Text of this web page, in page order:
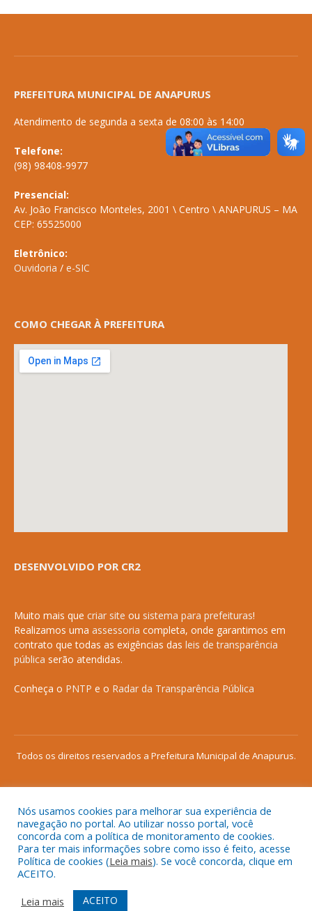
PREFEITURA MUNICIPAL DE ANAPURUS
Atendimento de segunda a sexta de 08:00 às 14:00
Telefone:
(98) 98408-9977
Presencial:
Av. João Francisco Monteles, 2001 \ Centro \ ANAPURUS – MA
CEP: 65525000
Eletrônico:
Ouvidoria / e-SIC
COMO CHEGAR À PREFEITURA
DESENVOLVIDO POR CR2
Muito mais que criar site ou sistema para prefeituras!
Realizamos uma assessoria completa, onde garantimos em
contrato que todas as exigências das leis de transparência
pública serão atendidas.
Conheça o PNTP e o Radar da Transparência Pública
Todos os direitos reservados a Prefeitura Municipal de Anapurus.
Mapa do Site
Acessar Área Administrativa
Acessar o Webmail
Nós usamos cookies para melhorar sua experiência de
navegação no portal. Ao utilizar nosso portal, você
concorda com a política de monitoramento de cookies.
Para ter mais informações sobre como isso é feito, acesse
Política de cookies (Leia mais). Se você concorda, clique em
ACEITO.
Leia mais
ACEITO